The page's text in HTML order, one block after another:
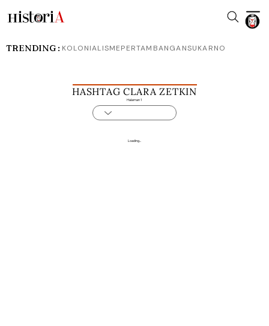
HASHTAG CLARA ZETKIN
Halaman 1
Loading...
TRENDING : KOLONIALISMEPERTAMBANGANSUKARNO